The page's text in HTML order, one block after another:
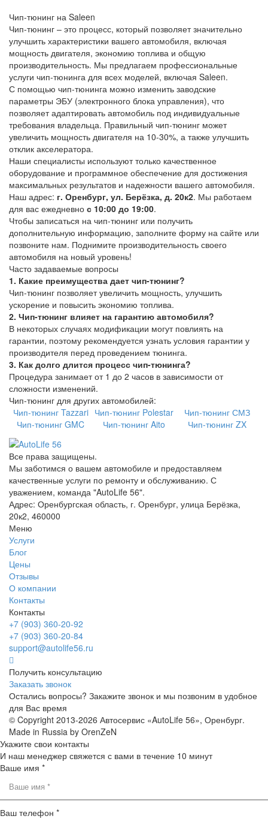
Чип-тюнинг на Saleen
Чип-тюнинг – это процесс, который позволяет значительно
улучшить характеристики вашего автомобиля, включая
мощность двигателя, экономию топлива и общую
производительность. Мы предлагаем профессиональные
услуги чип-тюнинга для всех моделей, включая Saleen.
С помощью чип-тюнинга можно изменить заводские
параметры ЭБУ (электронного блока управления), что
позволяет адаптировать автомобиль под индивидуальные
требования владельца. Правильный чип-тюнинг может
увеличить мощность двигателя на 10-30%, а также улучшить
отклик акселератора.
Наши специалисты используют только качественное
оборудование и программное обеспечение для достижения
максимальных результатов и надежности вашего автомобиля.
Наш адрес: г. Оренбург, ул. Берёзка, д. 20к2. Мы работаем
для вас ежедневно с 10:00 до 19:00.
Чтобы записаться на чип-тюнинг или получить
дополнительную информацию, заполните форму на сайте или
позвоните нам. Поднимите производительность своего
автомобиля на новый уровень!
Часто задаваемые вопросы
1. Какие преимущества дает чип-тюнинг?
Чип-тюнинг позволяет увеличить мощность, улучшить
ускорение и повысить экономию топлива.
2. Чип-тюнинг влияет на гарантию автомобиля?
В некоторых случаях модификации могут повлиять на
гарантии, поэтому рекомендуется узнать условия гарантии у
производителя перед проведением тюнинга.
3. Как долго длится процесс чип-тюнинга?
Процедура занимает от 1 до 2 часов в зависимости от
сложности изменений.
Чип-тюнинг для других автомобилей:
Чип-тюнинг Tazzari Чип-тюнинг Polestar
Чип-тюнинг СМЗ
Чип-тюнинг GMC
Чип-тюнинг Aito Чип-тюнинг ZX
Все права защищены.
Мы заботимся о вашем автомобиле и предоставляем
качественные услуги по ремонту и обслуживанию. С
уважением, команда "AutoLife 56".
Адрес: Оренбургская область, г. Оренбург, улица Берёзка,
20к2, 460000
Меню
Услуги
Блог
Цены
Отзывы
О компании
Контакты
Контакты
+7 (903) 360-20-92
+7 (903) 360-20-84
support@autolife56.ru
Получить консультацию
Заказать звонок
Остались вопросы? Закажите звонок и мы позвоним в удобное
для Вас время
© Copyright 2013-2026 Автосервис «AutoLife 56», Оренбург.
Made in Russia by OrenZeN
Укажите свои контакты
И наш менеджер свяжется с вами в течение 10 минут
Ваше имя *
Ваш телефон *